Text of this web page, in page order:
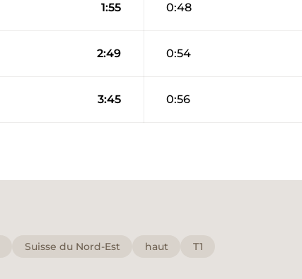
1:55 0:48
2:49 0:54
3:45 0:56
Suisse du Nord-Est haut T1